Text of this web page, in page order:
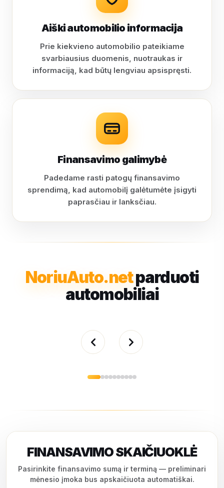
Aiški automobilio informacija
Prie kiekvieno automobilio pateikiame
svarbiausius duomenis, nuotraukas ir
informaciją, kad būtų lengviau apsispręsti.
Finansavimo galimybė
Padedame rasti patogų finansavimo
sprendimą, kad automobilį galėtumėte įsigyti
paprasčiau ir lanksčiau.
NoriuAuto.netparduoti
automobiliai
FINANSAVIMO SKAIČIUOKLĖ
Pasirinkite finansavimo sumą ir terminą — preliminari
mėnesio įmoka bus apskaičiuota automatiškai.